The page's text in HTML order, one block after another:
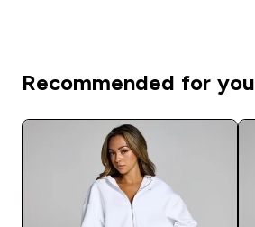
Recommended for you